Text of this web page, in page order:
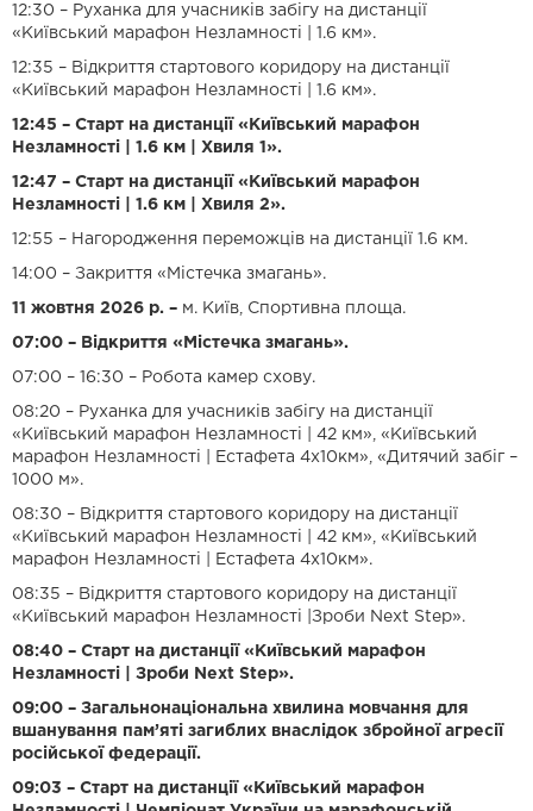
12:30 – Руханка для учасників забігу на дистанції
«Київський марафон Незламності | 1.6 км».
12:35 – Відкриття стартового коридору на дистанції
«Київський марафон Незламності | 1.6 км».
12:45 – Старт на дистанції «Київський марафон
Незламності | 1.6 км | Хвиля 1».
12:47 – Старт на дистанції «Київський марафон
Незламності | 1.6 км | Хвиля 2».
12:55 – Нагородження переможців на дистанції 1.6 км.
14:00 – Закриття «Містечка змагань».
11 жовтня 2026 р. – м. Київ, Спортивна площа.
07:00 – Відкриття «Містечка змагань».
07:00 – 16:30 – Робота камер схову.
08:20 – Руханка для учасників забігу на дистанції
«Київський марафон Незламності | 42 км», «Київський
марафон Незламності | Естафета 4х10км», «Дитячий забіг –
1000 м».
08:30 – Відкриття стартового коридору на дистанції
«Київський марафон Незламності | 42 км», «Київський
марафон Незламності | Естафета 4х10км».
08:35 – Відкриття стартового коридору на дистанції
«Київський марафон Незламності |Зроби Next Step».
08:40 – Старт на дистанції «Київський марафон
Незламності | Зроби Next Step».
09:00 – Загальнонаціональна хвилина мовчання для
вшанування пам’яті загиблих внаслідок збройної агресії
російської федерації.
09:03 – Старт на дистанції «Київський марафон